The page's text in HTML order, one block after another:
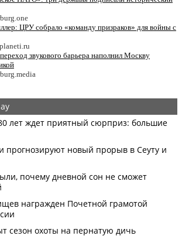
ЦРУ собрало «команду призраков» для войны с
звукового барьера наполнил Москву